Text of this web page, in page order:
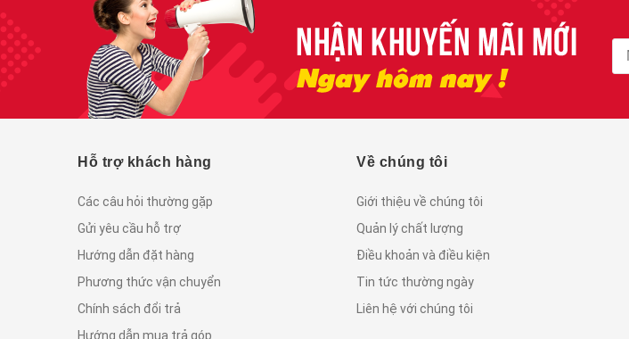
Hỗ trợ khách hàng
Các câu hỏi thường gặp
Gửi yêu cầu hỗ trợ
Hướng dẫn đặt hàng
Phương thức vận chuyển
Chính sách đổi trả
Hướng dẫn mua trả góp
Về chúng tôi
Giới thiệu về chúng tôi
Quản lý chất lượng
Điều khoản và điều kiện
Tin tức thường ngày
Liên hệ với chúng tôi